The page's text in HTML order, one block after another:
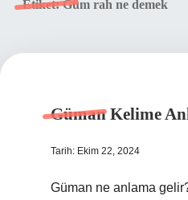
Etiket:Güm rah ne demek
Güman Kelime
Tarih: Ekim 22, 2024
Güman ne anlama